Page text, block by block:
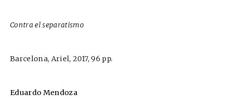
Contra el separatismo
Barcelona, Ariel, 2017, 96 pp.
Eduardo Mendoza